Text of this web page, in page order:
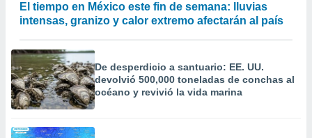
El tiempo en México este fin de semana: lluvias
intensas, granizo y calor extremo afectarán al país
De desperdicio a santuario: EE. UU.
devolvió 500,000 toneladas de conchas al
océano y revivió la vida marina